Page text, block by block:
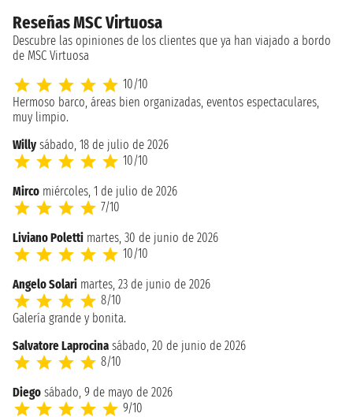
Reseñas MSC Virtuosa
Descubre las opiniones de los clientes que ya han viajado a bordo
de MSC Virtuosa
10/10
Hermoso barco, áreas bien organizadas, eventos espectaculares,
muy limpio.
Willy sábado, 18 de julio de 2026
10/10
Mirco miércoles, 1 de julio de 2026
7/10
Liviano Poletti martes, 30 de junio de 2026
10/10
Angelo Solari martes, 23 de junio de 2026
8/10
Galería grande y bonita.
Salvatore Laprocina sábado, 20 de junio de 2026
8/10
Diego sábado, 9 de mayo de 2026
9/10